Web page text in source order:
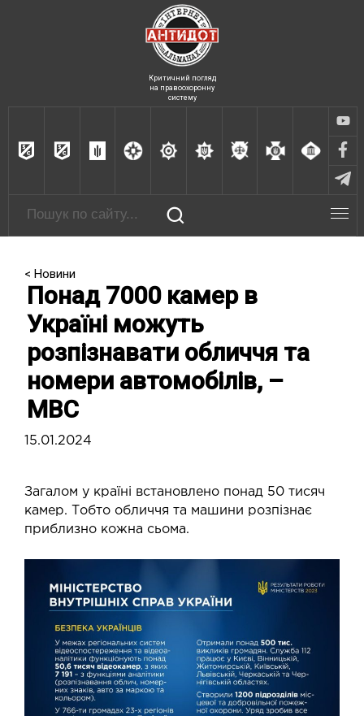
Критичний погляд
на правоохоронну
систему
< Новини
Понад 7000 камер в
Україні можуть
розпізнавати обличчя та
номери автомобілів, –
МВС
15.01.2024
Загалом у країні встановлено понад 50 тисяч
камер. Тобто обличчя та машини розпізнає
приблизно кожна сьома.